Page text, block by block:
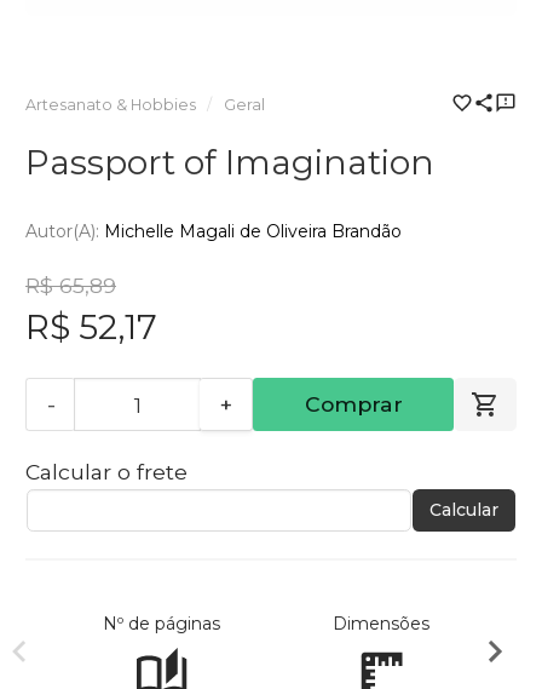
Artesanato & Hobbies Geral
Passport of Imagination
Autor(a): Michelle Magali de Oliveira Brandão
R$ 65,89
R$ 52,17
- + Comprar
Calcular o frete
Calcular
Nº de páginas Dimensões